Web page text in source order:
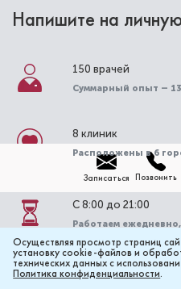
Ким Александр
под закисью
Стаж работы: 3 года
Напишите на
150 врачей
Суммарный опыт –
8 клиник
Расположены в 6
С 8:00 до 21:00
Работаем
2 000+ отзывов
Записаться Позвонить
Осуществляя просмотр страниц
установку cookie-файлов и
технических данных с
Политика конфиденциальности.
РАССЧИТАТЬ